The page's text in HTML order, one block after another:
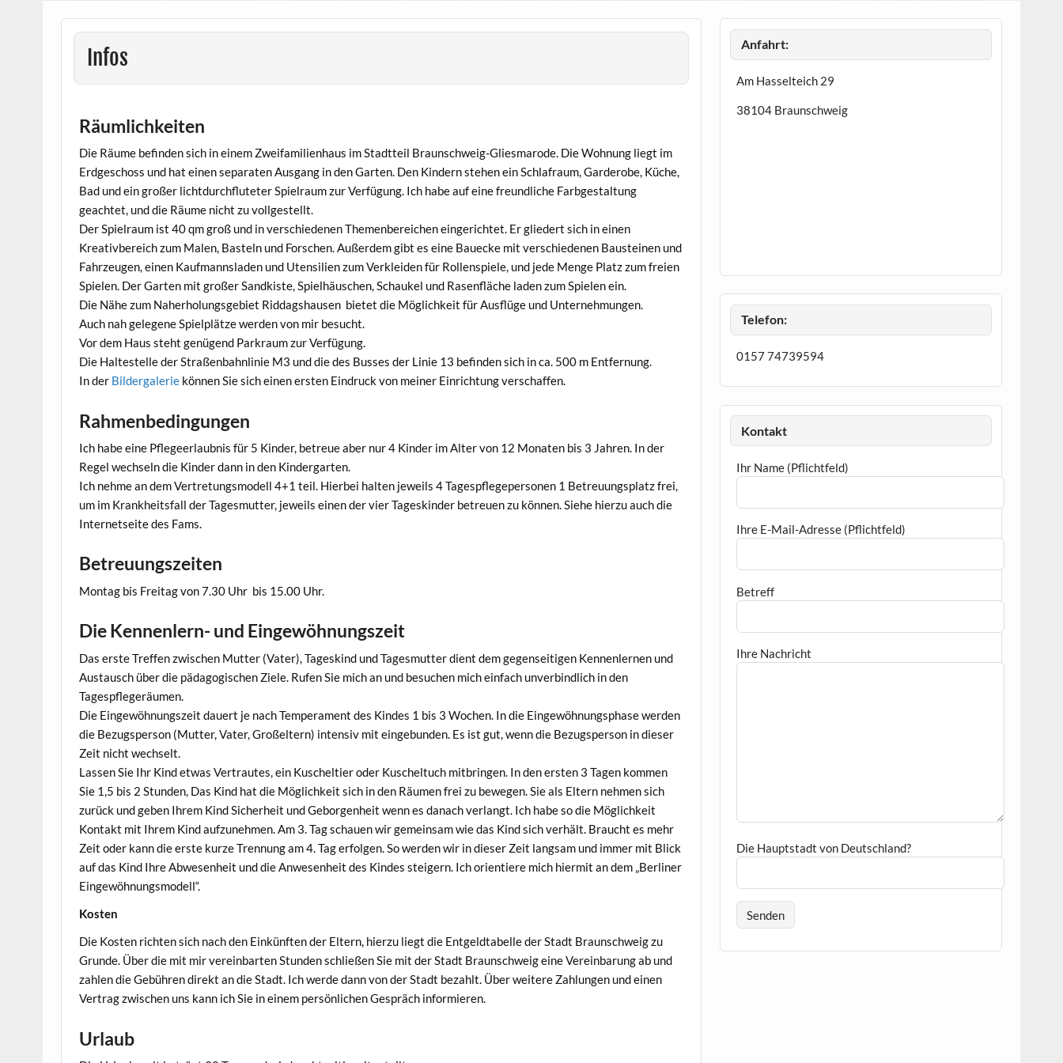
Infos
Räumlichkeiten
Die Räume befinden sich in einem Zweifamilienhaus im Stadtteil Braunschweig-Gliesmarode. Die Wohnung liegt im
Erdgeschoss und hat einen separaten Ausgang in den Garten. Den Kindern stehen ein Schlafraum, Garderobe, Küche,
Bad und ein großer lichtdurchfluteter Spielraum zur Verfügung. Ich habe auf eine freundliche Farbgestaltung
geachtet, und die Räume nicht zu vollgestellt.
Der Spielraum ist 40 qm groß und in verschiedenen Themenbereichen eingerichtet. Er gliedert sich in einen
Kreativbereich zum Malen, Basteln und Forschen. Außerdem gibt es eine Bauecke mit verschiedenen Bausteinen und
Fahrzeugen, einen Kaufmannsladen und Utensilien zum Verkleiden für Rollenspiele, und jede Menge Platz zum freien
Spielen. Der Garten mit großer Sandkiste, Spielhäuschen, Schaukel und Rasenfläche laden zum Spielen ein.
Die Nähe zum Naherholungsgebiet Riddagshausen bietet die Möglichkeit für Ausflüge und Unternehmungen.
Auch nah gelegene Spielplätze werden von mir besucht.
Vor dem Haus steht genügend Parkraum zur Verfügung.
Die Haltestelle der Straßenbahnlinie M3 und die des Busses der Linie 13 befinden sich in ca. 500 m Entfernung.
In der Bildergalerie können Sie sich einen ersten Eindruck von meiner Einrichtung verschaffen.
Rahmenbedingungen
Ich habe eine Pflegeerlaubnis für 5 Kinder, betreue aber nur 4 Kinder im Alter von 12 Monaten bis 3 Jahren. In der
Regel wechseln die Kinder dann in den Kindergarten.
Ich nehme an dem Vertretungsmodell 4+1 teil. Hierbei halten jeweils 4 Tagespflegepersonen 1 Betreuungsplatz frei,
um im Krankheitsfall der Tagesmutter, jeweils einen der vier Tageskinder betreuen zu können. Siehe hierzu auch die
Internetseite des Fams.
Betreuungszeiten
Montag bis Freitag von 7.30 Uhr bis 15.00 Uhr.
Die Kennenlern- und Eingewöhnungszeit
Das erste Treffen zwischen Mutter (Vater), Tageskind und Tagesmutter dient dem gegenseitigen Kennenlernen und
Austausch über die pädagogischen Ziele. Rufen Sie mich an und besuchen mich einfach unverbindlich in den
Tagespflegeräumen.
Die Eingewöhnungszeit dauert je nach Temperament des Kindes 1 bis 3 Wochen. In die Eingewöhnungsphase werden
die Bezugsperson (Mutter, Vater, Großeltern) intensiv mit eingebunden. Es ist gut, wenn die Bezugsperson in dieser
Zeit nicht wechselt.
Lassen Sie Ihr Kind etwas Vertrautes, ein Kuscheltier oder Kuscheltuch mitbringen. In den ersten 3 Tagen kommen
Sie 1,5 bis 2 Stunden, Das Kind hat die Möglichkeit sich in den Räumen frei zu bewegen. Sie als Eltern nehmen sich
zurück und geben Ihrem Kind Sicherheit und Geborgenheit wenn es danach verlangt. Ich habe so die Möglichkeit
Kontakt mit Ihrem Kind aufzunehmen. Am 3. Tag schauen wir gemeinsam wie das Kind sich verhält. Braucht es mehr
Zeit oder kann die erste kurze Trennung am 4. Tag erfolgen. So werden wir in dieser Zeit langsam und immer mit Blick
auf das Kind Ihre Abwesenheit und die Anwesenheit des Kindes steigern. Ich orientiere mich hiermit an dem „Berliner
Eingewöhnungsmodell“.
Kosten
Die Kosten richten sich nach den Einkünften der Eltern, hierzu liegt die Entgeldtabelle der Stadt Braunschweig zu
Grunde. Über die mit mir vereinbarten Stunden schließen Sie mit der Stadt Braunschweig eine Vereinbarung ab und
zahlen die Gebühren direkt an die Stadt. Ich werde dann von der Stadt bezahlt. Über weitere Zahlungen und einen
Vertrag zwischen uns kann ich Sie in einem persönlichen Gespräch informieren.
Urlaub
Anfahrt:
Am Hasselteich 29
38104 Braunschweig
Telefon:
0157 74739594
Kontakt
Ihr Name (Pflichtfeld)
Ihre E-Mail-Adresse (Pflichtfeld)
Betreff
Ihre Nachricht
Die Hauptstadt von Deutschland?